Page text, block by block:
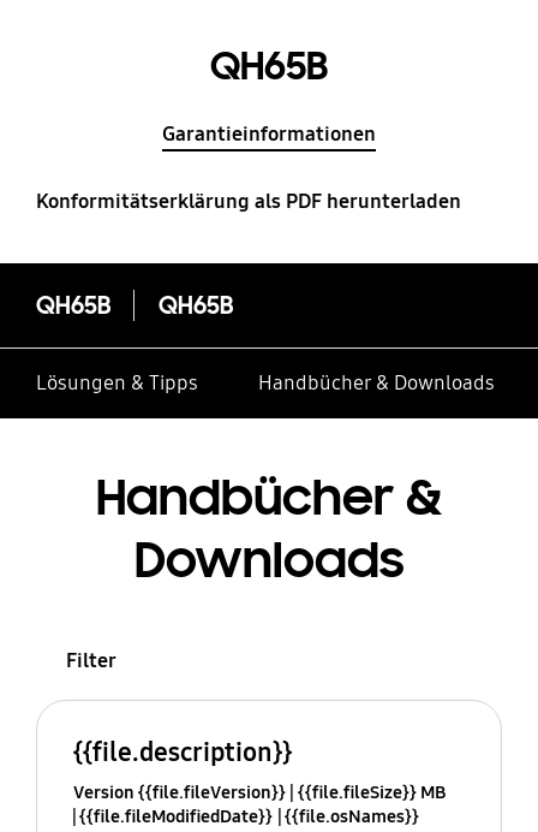
QH65B
Garantieinformationen
Konformitätserklärung als PDF herunterladen
QH65B QH65B
Lösungen & Tipps Handbücher & Downloads
Handbücher &
Downloads
Filter
{{file.description}}
Version {{file.fileVersion}} {{file.fileSize}} MB
{{file.fileModifiedDate}} {{file.osNames}}